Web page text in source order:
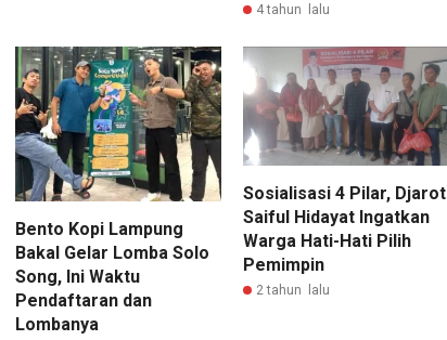
4 tahun lalu
Bento Kopi Lampung
Bakal Gelar Lomba Solo
Song, Ini Waktu
Pendaftaran dan
Lombanya
Sosialisasi 4 Pilar, Djarot
Saiful Hidayat Ingatkan
Warga Hati-Hati Pilih
Pemimpin
2 tahun lalu